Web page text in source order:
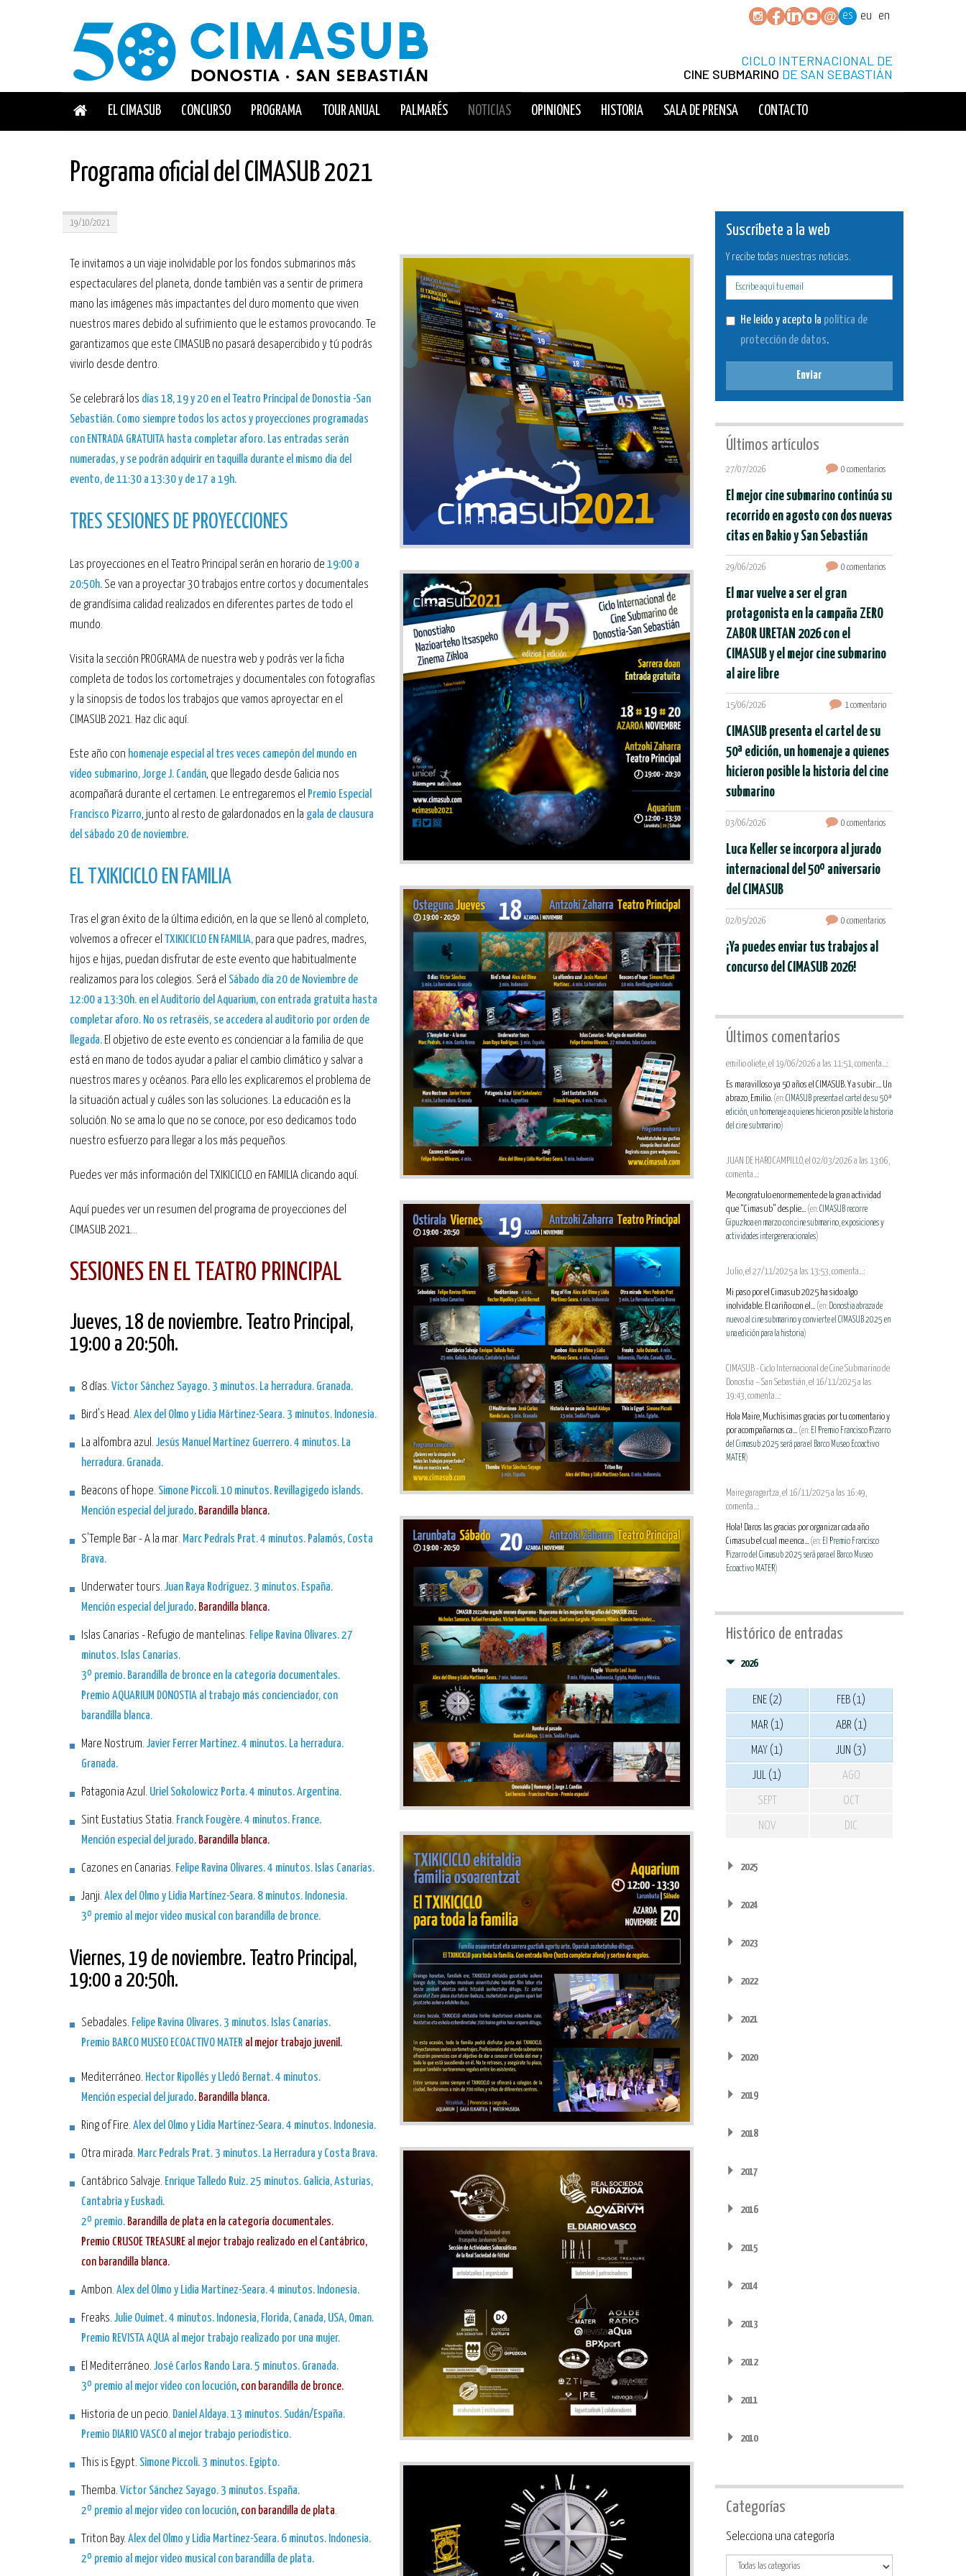
es eu en
CICLO INTERNACIONAL DE
CINE SUBMARINO DE SAN SEBASTIÁN
EL CIMASUB CONCURSO PROGRAMA TOUR ANUAL PALMARÉS NOTICIAS OPINIONES HISTORIA SALA DE PRENSA CONTACTO
Programa oficial del CIMASUB 2021
19/10/2021
Te invitamos a un viaje inolvidable por los fondos submarinos más
espectaculares del planeta, donde también vas a sentir de primera
mano las imágenes más impactantes del duro momento que viven
nuestros mares debido al sufrimiento que le estamos provocando. Te
garantizamos que este CIMASUB no pasará desapercibido y tú podrás
vivirlo desde dentro.
Se celebrará los días 18, 19 y 20 en el Teatro Principal de Donostia -San
Sebastián. Como siempre todos los actos y proyecciones programadas
con ENTRADA GRATUITA hasta completar aforo. Las entradas serán
numeradas, y se podrán adquirir en taquilla durante el mismo día del
evento, de 11:30 a 13:30 y de 17 a 19h.
TRES SESIONES DE PROYECCIONES
Las proyecciones en el Teatro Principal serán en horario de 19:00 a
20:50h. Se van a proyectar 30 trabajos entre cortos y documentales
de grandísima calidad realizados en diferentes partes de todo el
mundo.
Visita la sección PROGRAMA de nuestra web y podrás ver la ficha
completa de todos los cortometrajes y documentales con fotografías
y la sinopsis de todos los trabajos que vamos aproyectar en el
CIMASUB 2021. Haz clic aquí.
Este año con homenaje especial al tres veces camepón del mundo en
vídeo submarino,Jorge J. Candán, que llegado desde Galicia nos
acompañará durante el certamen. Le entregaremos el Premio Especial
Francisco Pizarro, junto al resto de galardonados en la gala de clausura
del sábado 20 de noviembre.
EL TXIKICICLO EN FAMILIA
Tras el gran éxito de la última edición, en la que se llenó al completo,
volvemos a ofrecer el TXIKICICLO EN FAMILIA, para que padres, madres,
hijos e hijas, puedan disfrutar de este evento que habitualmente
realizamos para los colegios. Será el Sábado día 20 de Noviembre de
12:00 a 13:30h. en el Auditorio del Aquarium, con entrada gratuita hasta
completar aforo. No os retraséis, se accedera al auditorio por orden de
llegada. El objetivo de este evento es concienciar a la familia de que
está en mano de todos ayudar a paliar el cambio climático y salvar a
nuestros mares y océanos. Para ello les explicaremos el problema de
la situación actual y cuáles son las soluciones. La educación es la
solución. No se ama lo que no se conoce, por eso dedicamos todo
nuestro esfuerzo para llegar a los más pequeños.
Puedes ver más información del TXIKICICLO en FAMILIA clicando aquí.
Aquí puedes ver un resumen del programa de proyecciones del
CIMASUB 2021...
SESIONES EN EL TEATRO PRINCIPAL
Jueves, 18 de noviembre. Teatro Principal,
19:00 a 20:50h.
8 días. Víctor Sánchez Sayago. 3 minutos. La herradura. Granada.
Bird's Head. Alex del Olmo y Lidia Mártinez-Seara. 3 minutos. Indonesia.
La alfombra azul. Jesús Manuel Martínez Guerrero. 4 minutos. La
herradura. Granada.
Beacons of hope. Simone Piccoli. 10 minutos. Revillagigedo islands.
Mención especial del jurado. Barandilla blanca.
S'Temple Bar - A la mar. Marc Pedrals Prat. 4 minutos. Palamós, Costa
Brava.
Underwater tours. Juan Raya Rodríguez. 3 minutos. España.
Mención especial del jurado. Barandilla blanca.
Islas Canarias - Refugio de mantelinas. Felipe Ravina Olivares. 27
minutos. Islas Canarias.
3º premio. Barandilla de bronce en la categoría documentales.
Premio AQUARIUM DONOSTIA al trabajo más concienciador, con
barandilla blanca.
Mare Nostrum. Javier Ferrer Martínez. 4 minutos. La herradura.
Granada.
Patagonia Azul. Uriel Sokolowicz Porta. 4 minutos. Argentina.
Sint Eustatius Statia. Franck Fougère. 4 minutos. France.
Mención especial del jurado. Barandilla blanca.
Cazones en Canarias. Felipe Ravina Olivares. 4 minutos. Islas Canarias.
Janji. Alex del Olmo y Lidia Martínez-Seara. 8 minutos. Indonesia.
3º premio al mejor video musical con barandilla de bronce.
Viernes, 19 de noviembre. Teatro Principal,
19:00 a 20:50h.
Sebadales. Felipe Ravina Olivares. 3 minutos. Islas Canarias.
Premio BARCO MUSEO ECOACTIVO MATER al mejor trabajo juvenil.
Mediterráneo. Hector Ripollés y Lledó Bernat. 4 minutos.
Mención especial del jurado. Barandilla blanca.
Ring of Fire. Alex del Olmo y Lidia Martínez-Seara. 4 minutos. Indonesia.
Otra mirada. Marc Pedrals Prat. 3 minutos. La Herradura y Costa Brava.
Cantábrico Salvaje. Enrique Talledo Ruiz. 25 minutos. Galicia, Asturias,
Cantabria y Euskadi.
2º premio. Barandilla de plata en la categoría documentales.
Premio CRUSOE TREASURE al mejor trabajo realizado en el Cantábrico,
con barandilla blanca.
Ambon. Alex del Olmo y Lidia Martínez-Seara. 4 minutos. Indonesia.
Freaks. Julie Ouimet. 4 minutos. Indonesia, Florida, Canada, USA, Oman.
Premio REVISTA AQUA al mejor trabajo realizado por una mujer.
El Mediterráneo. José Carlos Rando Lara. 5 minutos. Granada.
3º premio al mejor vídeo con locución, con barandilla de bronce.
Historia de un pecio. Daniel Aldaya. 13 minutos. Sudán/España.
Premio DIARIO VASCO al mejor trabajo periodístico.
This is Egypt. Simone Piccoli. 3 minutos. Egipto.
Themba. Víctor Sánchez Sayago. 3 minutos. España.
2º premio al mejor vídeo con locución, con barandilla de plata.
Triton Bay. Alex del Olmo y Lidia Martínez-Seara. 6 minutos. Indonesia.
2º premio al mejor video musical con barandilla de plata.
Suscríbete a la web
Y recibe todas nuestras noticias.
He leído y acepto la política de
protección de datos.
Enviar
Últimos artículos
27/07/2026 0 comentarios
El mejor cine submarino continúa su
recorrido en agosto con dos nuevas
citas en Bakio y San Sebastián
29/06/2026 0 comentarios
El mar vuelve a ser el gran
protagonista en la campaña ZERO
ZABOR URETAN 2026 con el
CIMASUB y el mejor cine submarino
al aire libre
15/06/2026 1 comentario
CIMASUB presenta el cartel de su
50ª edición, un homenaje a quienes
hicieron posible la historia del cine
submarino
03/06/2026 0 comentarios
Luca Keller se incorpora al jurado
internacional del 50º aniversario
del CIMASUB
02/05/2026 0 comentarios
¡Ya puedes enviar tus trabajos al
concurso del CIMASUB 2026!
Últimos comentarios
emilio oliete, el 19/06/2026 a las 11:51, comenta...:
Es maravilloso ya 50 años el CIMASUB. Y a subir.... Un
abrazo, Emilio. (en:CIMASUB presenta el cartel de su 50ª
edición, un homenaje a quienes hicieron posible la historia
del cine submarino)
JUAN DE HARO CAMPILLO, el 02/03/2026 a las 13:06,
comenta...:
Me congratulo enormemente de la gran actividad
que “Cimasub” desplie... (en:CIMASUB recorre
Gipuzkoa en marzo con cine submarino, exposiciones y
actividades intergeneracionales)
Julio, el 27/11/2025 a las 13:53, comenta...:
Mi paso por el Cimasub 2025 ha sido algo
inolvidable. El cariño con el... (en: Donostia abraza de
nuevo al cine submarino y convierte el CIMASUB 2025 en
una edición para la historia)
CIMASUB - Ciclo Internacional de Cine Submarino de
Donostia – San Sebastián, el 16/11/2025 a las
19:43, comenta...:
Hola Maire, Muchísimas gracias por tu comentario y
por acompañarnos ca... (en: El Premio Francisco Pizarro
del Cimasub 2025 será para el Barco Museo Ecoactivo
MATER)
Maire garagartza, el 16/11/2025 a las 16:49,
comenta...:
Hola! Daros las gracias por organizar cada año
Cimasub el cual me enca... (en: El Premio Francisco
Pizarro del Cimasub 2025 será para el Barco Museo
Ecoactivo MATER)
Histórico de entradas
2026
ENE (2) FEB (1)
MAR (1) ABR (1)
MAY (1) JUN (3)
JUL (1) AGO
SEPT OCT
NOV DIC
2025
2024
2023
2022
2021
2020
2019
2018
2017
2016
2015
2014
2013
2012
2011
2010
Categorías
Categoría
Selecciona una categoría